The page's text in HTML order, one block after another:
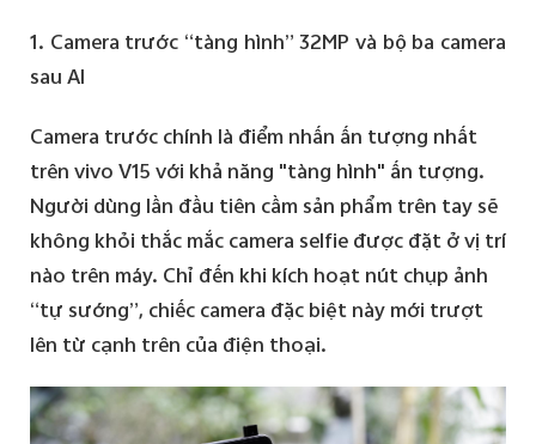
1. Camera trước “tàng hình” 32MP và bộ ba camera
sau AI
Camera trước chính là điểm nhấn ấn tượng nhất
trên vivo V15 với khả năng "tàng hình" ấn tượng.
Người dùng lần đầu tiên cầm sản phẩm trên tay sẽ
không khỏi thắc mắc camera selfie được đặt ở vị trí
nào trên máy. Chỉ đến khi kích hoạt nút chụp ảnh
“tự sướng”, chiếc camera đặc biệt này mới trượt
lên từ cạnh trên của điện thoại.